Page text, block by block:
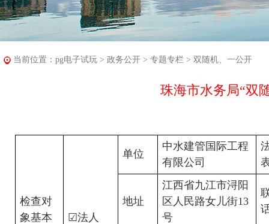
当前位置： pg电子试玩 > 政务公开 > 专题专栏 > 双随机、一公开
珠海市水务局“双
检查对
象基本
☑法人
单位
中水建管国际工程
有限公司
地址
江西省九江市浔阳
区人民路女儿街13
号